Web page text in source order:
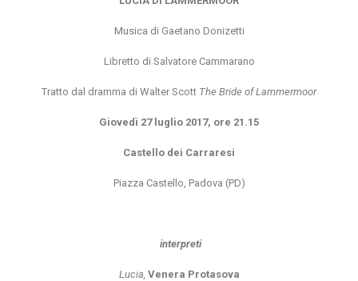
Musica di Gaetano Donizetti
Libretto di Salvatore Cammarano
Tratto dal dramma di Walter Scott The Bride of Lammermoor
Giovedì 27 luglio 2017, ore 21.15
Castello dei Carraresi
Piazza Castello, Padova (PD)
interpreti
Lucia, Venera Protasova